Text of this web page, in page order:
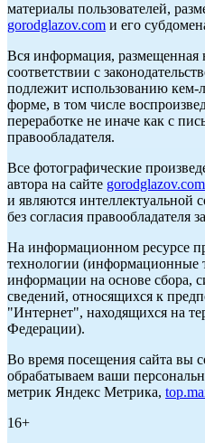
материалы пользователей,
gorodglazov.com и его
Вся информация, размещенная
соответствии с
подлежит использованию
форме, в том числе
переработке не иначе как с
правообладателя.
Все фотографические
автора на сайте gorodglazov.com
и являются интеллектуальной
без согласия правообладателя
На информационном ресурсе
технологии (информационные
информации на основе сбора,
сведений, относящихся к
"Интернет", находящихся на
Федерации).
Во время посещения сайта вы
обрабатываем ваши
метрик Яндекс Метрика,
16+